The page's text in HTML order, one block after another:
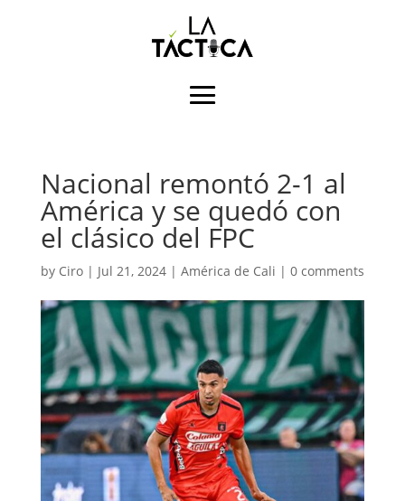
Nacional remontó 2-1 al
América y se quedó con
el clásico del FPC
by Ciro| Jul 21, 2024| América de Cali | 0 comments